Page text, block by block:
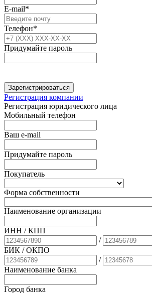
E-mail*
Телефон*
Придумайте пароль
Зарегистрироваться
Регистрация компании
Регистрация юридического лица
Мобильный телефон
Ваш e-mail
Придумайте пароль
Покупатель
Форма собственности
Наименование организации
ИНН / КПП
/
БИК / ОКПО
/
Наименование банка
Город банка